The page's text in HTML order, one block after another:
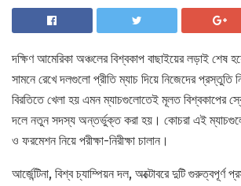
দক্ষিণ আমেরিকা অঞ্চলের বিশ্বকাপ বাছাইয়ের লড়াই
সামনে রেখে দলগুলো প্রীতি ম্যাচ দিয়ে নিজেদের
বিরতিতে খেলা হয় এমন ম্যাচগুলোতেই মূলত বিশ্বকাপের
দলে নতুন সদস্য অন্তর্ভুক্ত করা হয়। কোচরা এই
ও ফরমেশন নিয়ে পরীক্ষা-নিরীক্ষা চালান।
আর্জেন্টিনা, বিশ্ব চ্যাম্পিয়ন দল, অক্টোবরে দুটি গুরুত্বপূর্ণ